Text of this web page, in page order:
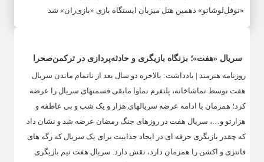
«نوفل‌لوشاتو» دهمین هتل میزبان ایستگاه بازی «بازی‌ران» شد
سریال «هفت»؛ بزنگاه بازیگری و حادثه‌پردازی در ترکمن‌صحرا
روزنامه هنرمند | یادداشت: بالاخره دو سال بعد از ناتمام ماندن سریال
هفت توسط تماشاخانه، پلتفرم نماوا مابقی قسمتهای سریال را عرضه
کرد؛ همزمان با ادامه عرضه سریالهای هزار و یک شب و بی عاطفه و
هزارتو و…، سریال هفت در روزهای جنگ رمضان عرضه شد و نشان داد
که چقدر بازیگری حرفه ای در ایجاد جذابیت برای یک سریال که رگه های
فانتزی و اکشن را همزمان دارد، نقش دارد. سریال هفت تیم بازیگری